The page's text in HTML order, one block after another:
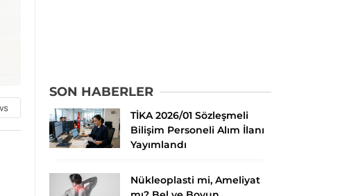
SON HABERLER
TİKA 2026/01 Sözleşmeli
Bilişim Personeli Alım İlanı
Yayımlandı
Nükleoplasti mi, Ameliyat